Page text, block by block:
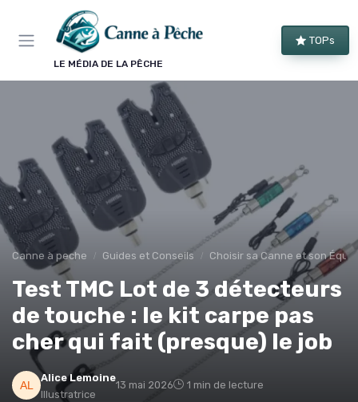
LE MÉDIA DE LA PÊCHE
TOPs
Canne à peche Guides et Conseils Choisir sa Canne et son
Test TMC Lot de 3 détecteurs
de touche : le kit carpe pas
cher qui fait (presque) le job
Alice Lemoine
Illustratrice
13 mai 2026 1 min de lecture
Panneau de gestion des cookies